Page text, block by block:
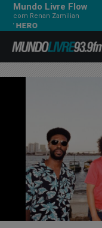
Mundo Livre Flow
com Renan Zamilian